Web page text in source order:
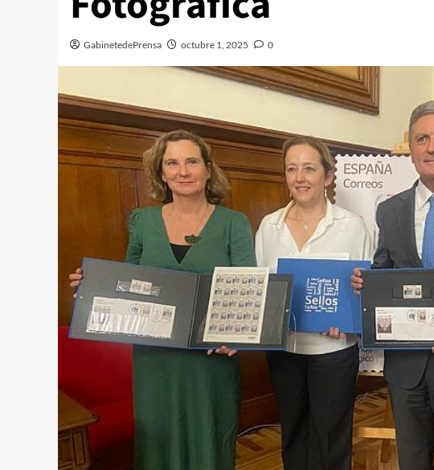
GabinetedePrensa octubre 1, 2025 0